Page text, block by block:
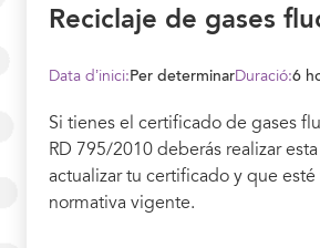
Reciclaje de gases
Data d’inici:Per determinarDuració:6
Si tienes el certificado de gases
RD 795/2010 deberás realizar
actualizar tu certificado y que
normativa vigente.